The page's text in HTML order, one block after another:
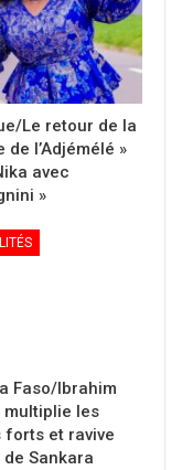
Le retour de la
de l’Adjémélé »
avec
»
Faso/Ibrahim
multiplie les
forts et ravive
de Sankara